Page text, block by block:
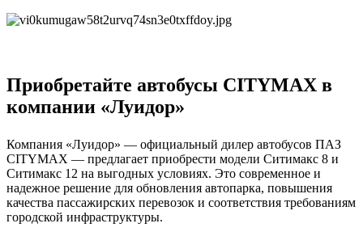
Приобретайте автобусы CITYMAX в
компании «Луидор»
Компания «Луидор» — официальный дилер автобусов ПАЗ
CITYMAX — предлагает приобрести модели Ситимакс 8 и
Ситимакс 12 на выгодных условиях. Это современное и
надежное решение для обновления автопарка, повышения
качества пассажирских перевозок и соответствия требованиям
городской инфраструктуры.